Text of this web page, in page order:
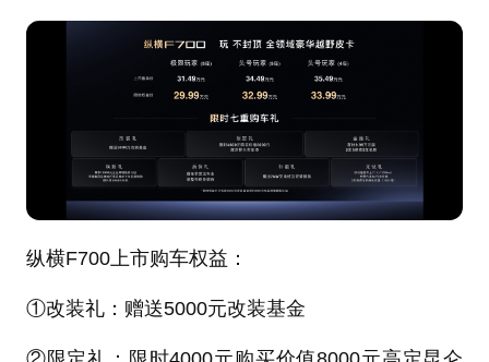
纵横F700上市购车权益：
①改装礼：赠送5000元改装基金